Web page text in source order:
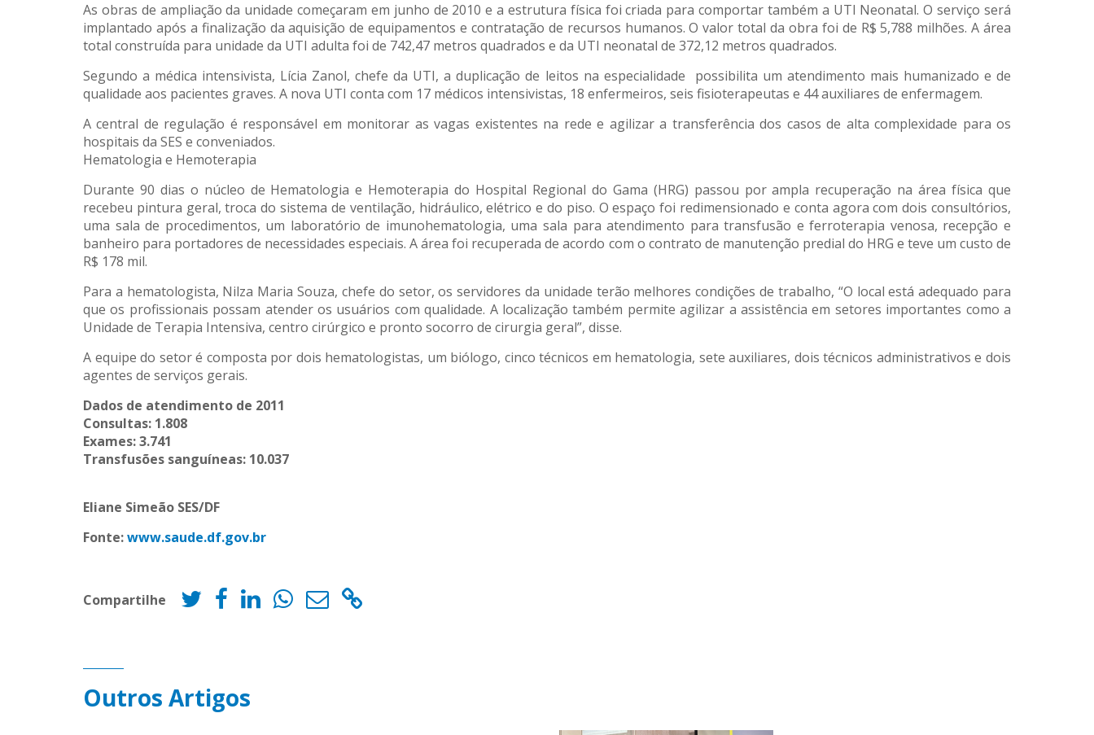
As obras de ampliação da unidade começaram em junho de 2010 e a estrutura física foi criada para comportar também a UTI Neonatal. O serviço será
implantado após a finalização da aquisição de equipamentos e contratação de recursos humanos. O valor total da obra foi de R$ 5,788 milhões. A área
total construída para unidade da UTI adulta foi de 742,47 metros quadrados e da UTI neonatal de 372,12 metros quadrados.
Segundo a médica intensivista, Lícia Zanol, chefe da UTI, a duplicação de leitos na especialidade possibilita um atendimento mais humanizado e de
qualidade aos pacientes graves. A nova UTI conta com 17 médicos intensivistas, 18 enfermeiros, seis fisioterapeutas e 44 auxiliares de enfermagem.
A central de regulação é responsável em monitorar as vagas existentes na rede e agilizar a transferência dos casos de alta complexidade para os
hospitais da SES e conveniados.
Hematologia e Hemoterapia
Durante 90 dias o núcleo de Hematologia e Hemoterapia do Hospital Regional do Gama (HRG) passou por ampla recuperação na área física que
recebeu pintura geral, troca do sistema de ventilação, hidráulico, elétrico e do piso. O espaço foi redimensionado e conta agora com dois consultórios,
uma sala de procedimentos, um laboratório de imunohematologia, uma sala para atendimento para transfusão e ferroterapia venosa, recepção e
banheiro para portadores de necessidades especiais. A área foi recuperada de acordo com o contrato de manutenção predial do HRG e teve um custo de
R$ 178 mil.
Para a hematologista, Nilza Maria Souza, chefe do setor, os servidores da unidade terão melhores condições de trabalho, “O local está adequado para
que os profissionais possam atender os usuários com qualidade. A localização também permite agilizar a assistência em setores importantes como a
Unidade de Terapia Intensiva, centro cirúrgico e pronto socorro de cirurgia geral”, disse.
A equipe do setor é composta por dois hematologistas, um biólogo, cinco técnicos em hematologia, sete auxiliares, dois técnicos administrativos e dois
agentes de serviços gerais.
Dados de atendimento de 2011
Consultas: 1.808
Exames: 3.741
Transfusões sanguíneas: 10.037
Eliane Simeão SES/DF
Fonte:www.saude.df.gov.br
Compartilhe
Outros Artigos